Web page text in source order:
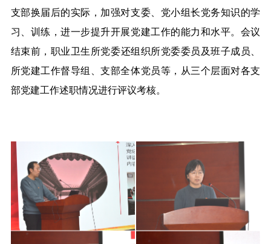
支部换届后的实际，加强对支委、党小组长党务知识的学
习、训练，进一步提升开展党建工作的能力和水平。会议
结束前， 职业卫生所党委还组织所党委委员及班子成员、
所党建工作督导组、支部全体党员等，从三个层面对各支
部党建工作述职情况进行评议考核。